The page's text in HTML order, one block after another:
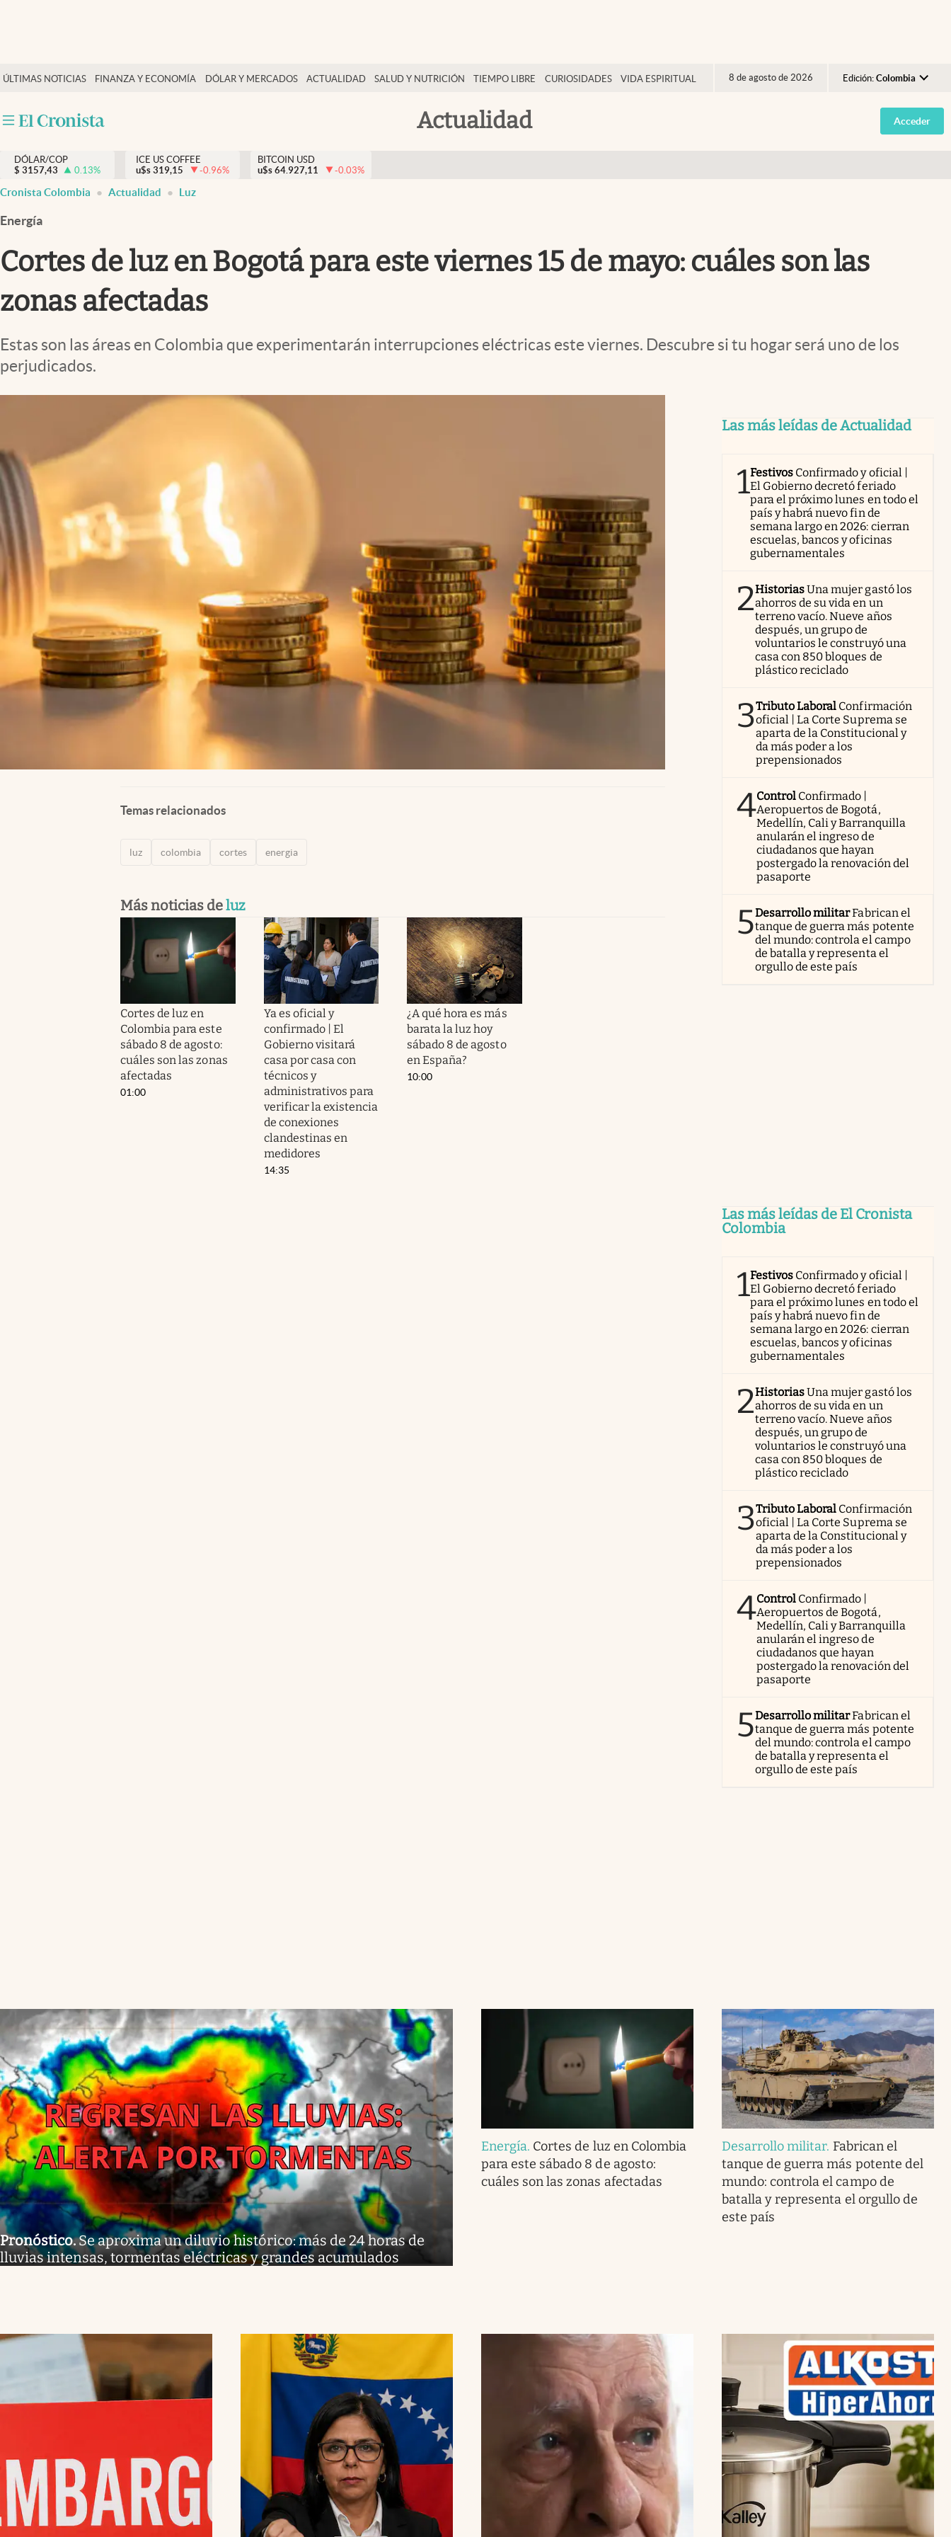
ÚLTIMAS NOTICIAS FINANZA Y ECONOMÍA DÓLAR Y MERCADOS ACTUALIDAD SALUD Y NUTRICIÓN TIEMPO LIBRE CURIOSIDADES VIDA ESPIRITUAL 8 de agosto de 2026 Edición: Colombia
Argentina
España
Actualidad
Salud y nutrición
Tiempo libre
Dólar y mercados
Curiosidades
Acceder
DÓLAR/COP
$ 3157,43 0.13%
ICE US COFFEE
u$s 319,15 -0.96%
BITCOIN USD
u$s 64.927,11 -0.03%
Cronista Colombia Actualidad Luz
Energía
Cortes de luz en Bogotá para este viernes 15 de mayo: cuáles son las
zonas afectadas
Estas son las áreas en Colombia que experimentarán interrupciones eléctricas este viernes. Descubre si tu hogar será uno de los
perjudicados.
Temas relacionados
luz colombia cortes energia
Más noticias deluz
Cortes de luz en
Colombia para este
sábado 8 de agosto:
cuáles son las zonas
afectadas
01:00
Ya es oficial y
confirmado | El
Gobierno visitará
casa por casa con
técnicos y
administrativos para
verificar la existencia
de conexiones
clandestinas en
medidores
14:35
¿A qué hora es más
barata la luz hoy
sábado 8 de agosto
en España?
10:00
Las más leídas de Actualidad
1Festivos Confirmado y oficial |
El Gobierno decretó feriado
para el próximo lunes en todo el
país y habrá nuevo fin de
semana largo en 2026: cierran
escuelas, bancos y oficinas
gubernamentales
2HistoriasUna mujer gastó los
ahorros de su vida en un
terreno vacío. Nueve años
después, un grupo de
voluntarios le construyó una
casa con 850 bloques de
plástico reciclado
3Tributo Laboral Confirmación
oficial | La Corte Suprema se
aparta de la Constitucional y
da más poder a los
prepensionados
4Control Confirmado |
Aeropuertos de Bogotá,
Medellín, Cali y Barranquilla
anularán el ingreso de
ciudadanos que hayan
postergado la renovación del
pasaporte
5Desarrollo militarFabrican el
tanque de guerra más potente
del mundo: controla el campo
de batalla y representa el
orgullo de este país
Las más leídas de El Cronista
Colombia
1Festivos Confirmado y oficial |
El Gobierno decretó feriado
para el próximo lunes en todo el
país y habrá nuevo fin de
semana largo en 2026: cierran
escuelas, bancos y oficinas
gubernamentales
2HistoriasUna mujer gastó los
ahorros de su vida en un
terreno vacío. Nueve años
después, un grupo de
voluntarios le construyó una
casa con 850 bloques de
plástico reciclado
3Tributo Laboral Confirmación
oficial | La Corte Suprema se
aparta de la Constitucional y
da más poder a los
prepensionados
4Control Confirmado |
Aeropuertos de Bogotá,
Medellín, Cali y Barranquilla
anularán el ingreso de
ciudadanos que hayan
postergado la renovación del
pasaporte
5Desarrollo militarFabrican el
tanque de guerra más potente
del mundo: controla el campo
de batalla y representa el
orgullo de este país
Pronóstico.Se aproxima un diluvio histórico: más de 24 horas de
lluvias intensas, tormentas eléctricas y grandes acumulados
Energía. Cortes de luz en Colombia
para este sábado 8 de agosto:
cuáles son las zonas afectadas
Desarrollo militar. Fabrican el
tanque de guerra más potente del
mundo: controla el campo de
batalla y representa el orgullo de
este país